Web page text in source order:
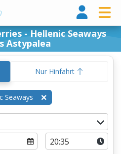
- Hellenic Seaways
Astypalea
Nur Hinfahrt
Seaways